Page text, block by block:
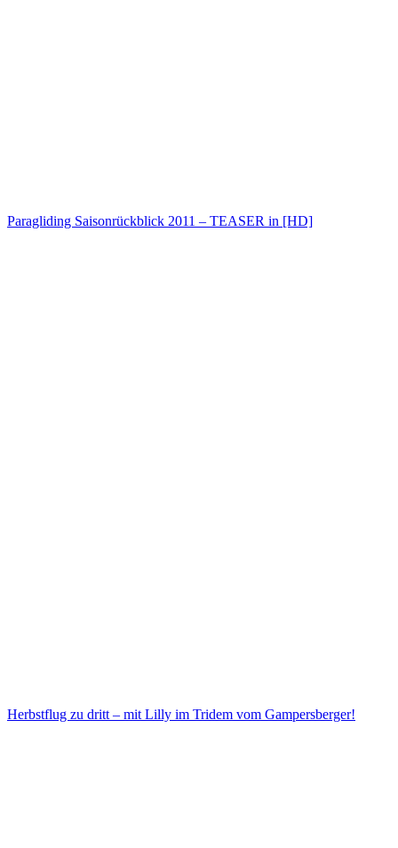
Paragliding Saisonrückblick 2011 – TEASER in [HD]
Herbstflug zu dritt – mit Lilly im Tridem vom Gampersberger!